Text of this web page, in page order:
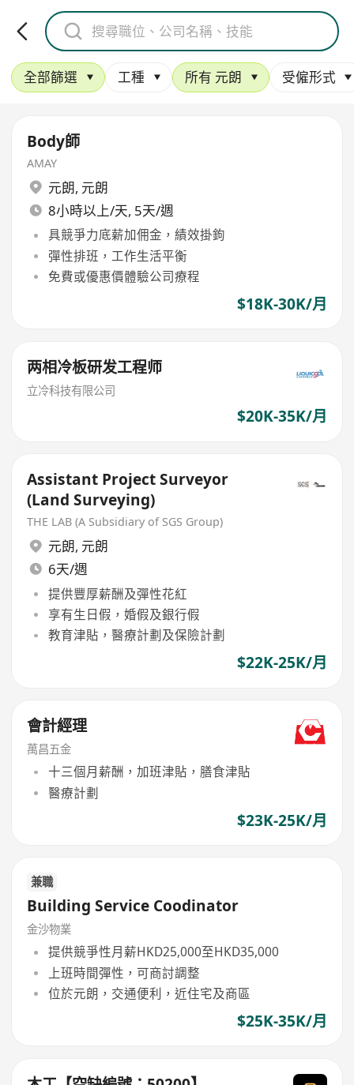
全部篩選 工種 所有 元朗 受僱形式
Body師
AMAY
元朗, 元朗
8小時以上/天, 5天/週
具競爭力底薪加佣金，績效掛鉤
彈性排班，工作生活平衡
免費或優惠價體驗公司療程
$18K-30K/月
两相冷板研发工程师
立冷科技有限公司
$20K-35K/月
Assistant Project Surveyor
(Land Surveying)
THE LAB (A Subsidiary of SGS Group)
元朗, 元朗
6天/週
提供豐厚薪酬及彈性花紅
享有生日假，婚假及銀行假
教育津貼，醫療計劃及保險計劃
$22K-25K/月
會計經理
萬昌五金
十三個月薪酬，加班津貼，膳食津貼
醫療計劃
$23K-25K/月
兼職
Building Service Coodinator
金沙物業
提供競爭性月薪HKD25,000至HKD35,000
上班時間彈性，可商討調整
位於元朗，交通便利，近住宅及商區
$25K-35K/月